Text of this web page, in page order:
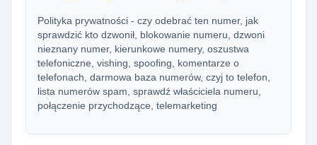
Polityka prywatności - czy odebrać ten numer, jak
sprawdzić kto dzwonił, blokowanie numeru, dzwoni
nieznany numer, kierunkowe numery, oszustwa
telefoniczne, vishing, spoofing, komentarze o
telefonach, darmowa baza numerów, czyj to telefon,
lista numerów spam, sprawdź właściciela numeru,
połączenie przychodzące, telemarketing